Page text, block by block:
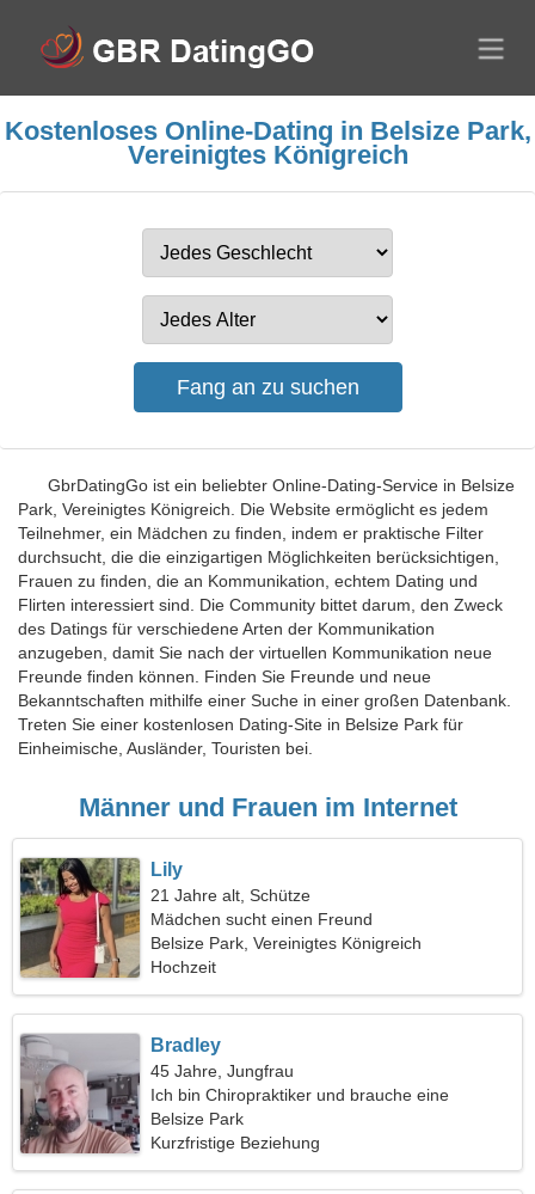
Kostenloses Online-Dating in Belsize Park,
Vereinigtes Königreich
GbrDatingGo ist ein beliebter Online-Dating-Service in Belsize
Park, Vereinigtes Königreich. Die Website ermöglicht es jedem
Teilnehmer, ein Mädchen zu finden, indem er praktische Filter
durchsucht, die die einzigartigen Möglichkeiten berücksichtigen,
Frauen zu finden, die an Kommunikation, echtem Dating und
Flirten interessiert sind. Die Community bittet darum, den Zweck
des Datings für verschiedene Arten der Kommunikation
anzugeben, damit Sie nach der virtuellen Kommunikation neue
Freunde finden können. Finden Sie Freunde und neue
Bekanntschaften mithilfe einer Suche in einer großen Datenbank.
Treten Sie einer kostenlosen Dating-Site in Belsize Park für
Einheimische, Ausländer, Touristen bei.
Männer und Frauen im Internet
Lily
21 Jahre alt, Schütze
Mädchen sucht einen Freund
Belsize Park, Vereinigtes Königreich
Hochzeit
Bradley
45 Jahre, Jungfrau
Ich bin Chiropraktiker und brauche eine
fantastische Frau
Belsize Park
Kurzfristige Beziehung